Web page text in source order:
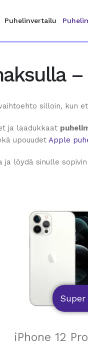
Puhelinvertailu
silloin, kun
ja laadukkaat
upouudet Apple
löydä sinulle
iPhone 12